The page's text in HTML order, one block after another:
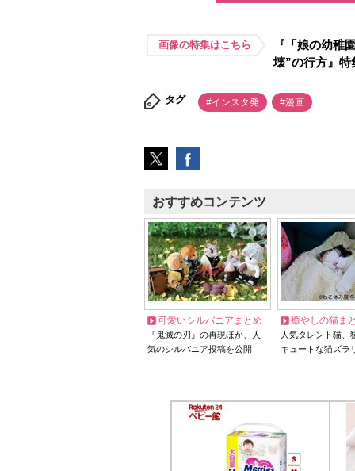
画像の特集はこちら
『「娘の幼稚
壊”の行方』特
タグ #インスタ発 #漫画
おすすめコンテンツ
可愛いシルバニアまとめ
『鬼滅の刃』の再現ほか、人
気のシルバニア投稿を公開
癒やしの猫ま
人気タレント猫
キュートな猫ズラ